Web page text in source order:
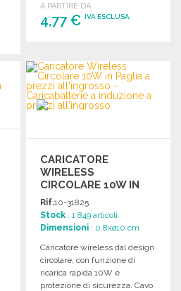
A PARTIRE DA
4,77 €IVA ESCLUSA
Richiedi un preventivo
CARICATORE
WIRELESS
CIRCOLARE 10W IN
PAGLIA A PREZZI
ALL'INGROSSO
Rif.10-31825
Stock : 1 849 articoli
Dimensioni : 0,8xø10 cm
Caricatore wireless dal design
circolare, con funzione di
ricarica rapida 10W e
protezione di sicurezza. Cavo